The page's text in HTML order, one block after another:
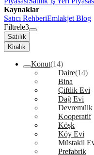
Kaynaklar
Satıcı RehberiEmlakjet Blog
Filtrele3
Satılık
Kiralık
Konut(14)
Daire(14)
Bina
Çiftlik Evi
Dağ Evi
Devremülk
Kooperatif
Köşk
Köy Evi
Müstakil
Prefabrik